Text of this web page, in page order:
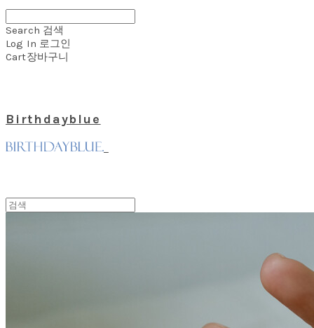
Search 검색
Log In 로그인
Cart장바구니
Birthdayblue